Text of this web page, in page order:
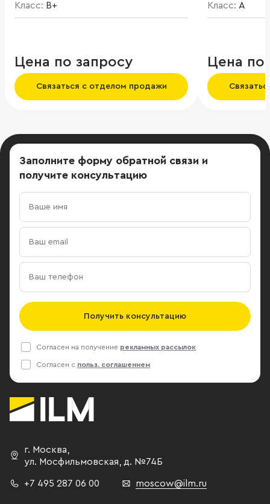
Класс: B+
Цена по запросу
Связаться с отделом продажи
русской и
Класс: A
Цена по
Заполните форму обратной связи и
получите консультацию
Получить консультацию
Согласен на получение рекламных рассылок
Согласен с польз. соглашением
г. Москва,
ул. Мосфильмовская, д. №74Б
+7 495 287 06 00 moscow@ilm.ru